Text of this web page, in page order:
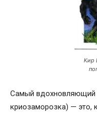
Кир
Самый вдохновляющий
криозаморозка) — это,